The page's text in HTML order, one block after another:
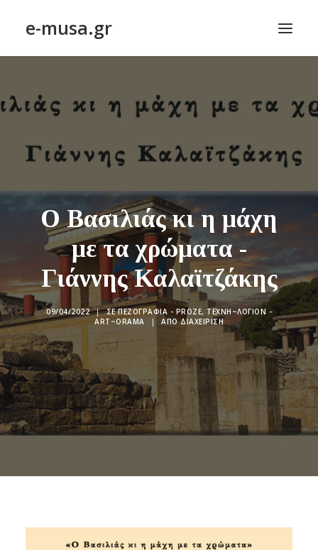
e-musa.gr
ΑΡΧΙΚΗ
ΠΟΙΗΣΗ – POETRY
ΤΕΧΝΗ~ΛΟΓΙΟΝ – ART~ORAMA
BLOG
ΣΥΝΤΑΚΤΙΚΗ ΟΜΑΔΑ
ΕΠΙΚΟΙΝΩΝΙΑ
ΑΝΑΖΉΤΗΣΗ
Ο Βασιλιάς κι η μάχη
με τα χρώματα -
Γιάννης Καλαϊτζάκης
09/04/2022 | ΣΕΠΕΖΟΓΡΑΦΊΑ - PROZE, ΤΕΧΝΗ~ΛΌΓΙΟΝ -
ART~ORAMA
| ΑΠΌΔΙΑΧΕΊΡΙΣΗ